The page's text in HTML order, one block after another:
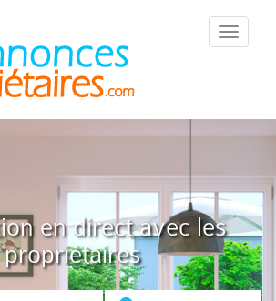
::Menu::
en direct avec les
propriétaires